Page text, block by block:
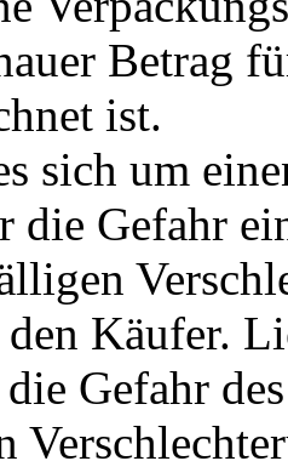
Betrag
ist.
sich um
die Gefahr
den Käufer.
Gefahr